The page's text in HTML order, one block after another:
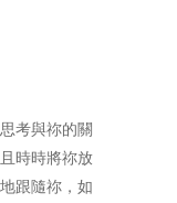
考與祢的關
時時將祢放
跟隨祢，如